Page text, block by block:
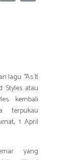
n in
lagu “As It
Styles atau
kembali
terpukau
1 April
yang